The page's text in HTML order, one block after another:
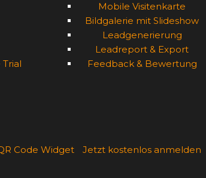
Trial
Mobile Visitenkarte
Bildgalerie mit Slideshow
Leadgenerierung
Leadreport & Export
Feedback & Bewertung
Code Widget Jetzt kostenlos anmelden